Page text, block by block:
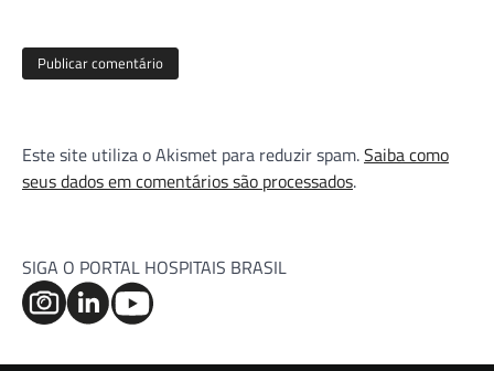
Este site utiliza o Akismet para reduzir spam.Saiba como
seus dados em comentários são processados.
SIGA O PORTAL HOSPITAIS BRASIL